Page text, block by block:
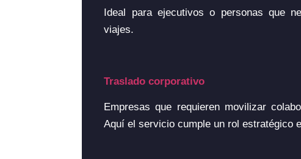
Ideal para ejecutivos o personas que
viajes.
Traslado corporativo
Empresas que requieren movilizar
Aquí el servicio cumple un rol estratégico